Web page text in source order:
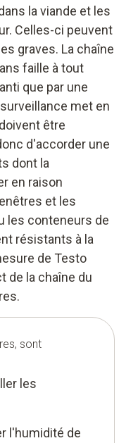
la viande et les
Celles-ci peuvent
graves. La chaîne
faille à tout
que par une
met en
être
d'accorder une
dont la
en raison
et les
les conteneurs de
résistants à la
de Testo
de la chaîne du
sont
les
l'humidité de